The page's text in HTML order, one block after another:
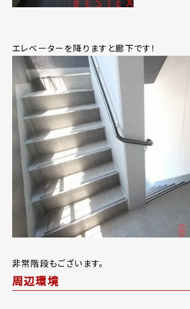
エレベーターを降りますと廊下です！
非常階段もございます。
周辺環境